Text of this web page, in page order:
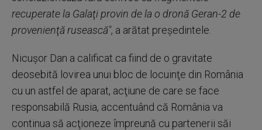
recuperate la Galaţi provin de la o dronă Geran-2 de
provenienţă rusească", a arătat preşedintele.
Nicuşor Dan a calificat ca fiind de o gravitate
deosebită lovirea unui bloc de locuinţe din România
cu un astfel de aparat, acţiune de care se face
responsabilă Rusia, accentuând că România va
continua să acţioneze împreună cu partenerii săi